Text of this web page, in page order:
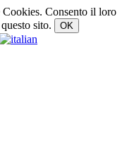
Cookies. Consento il loro
sito.